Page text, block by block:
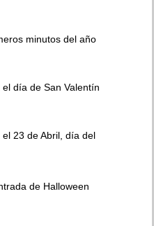
minutos del año
día de San Valentín
23 de Abril, día del
de Halloween